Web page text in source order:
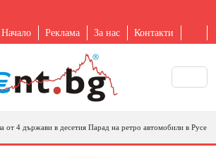
Начало Реклама За нас Контакти
от 4 държави в десетия Парад на ретро автомобили в Русе